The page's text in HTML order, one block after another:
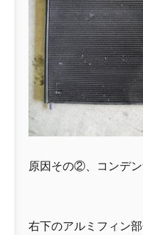
原因その②、コンデ
右下のアルミフィン